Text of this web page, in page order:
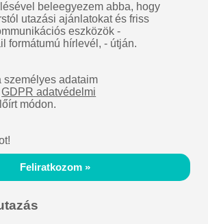
beleegyezem abba, hogy
utazási ajánlatokat és friss
eszközök -
formátumú hírlevél, - útján.
személyes adataim
GDPR adatvédelmi
módon.
Feliratkozom »